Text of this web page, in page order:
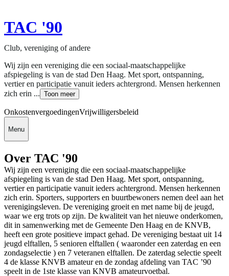
TAC '90
Club, vereniging of andere
Wij zijn een vereniging die een sociaal-maatschappelijke
afspiegeling is van de stad Den Haag. Met sport, ontspanning,
vertier en participatie vanuit ieders achtergrond. Mensen herkennen
zich erin ... Toon meer
OnkostenvergoedingenVrijwilligersbeleid
Menu
Over TAC '90
Wij zijn een vereniging die een sociaal-maatschappelijke
afspiegeling is van de stad Den Haag. Met sport, ontspanning,
vertier en participatie vanuit ieders achtergrond. Mensen herkennen
zich erin. Sporters, supporters en buurtbewoners nemen deel aan het
verenigingsleven. De vereniging groeit en met name bij de jeugd,
waar we erg trots op zijn. De kwaliteit van het nieuwe onderkomen,
dit in samenwerking met de Gemeente Den Haag en de KNVB,
heeft een grote positieve impact gehad. De vereniging bestaat uit 14
jeugd elftallen, 5 senioren elftallen ( waaronder een zaterdag en een
zondagselectie ) en 7 veteranen elftallen. De zaterdag selectie speelt
4 de klasse KNVB amateur en de zondag afdeling van TAC ’90
speelt in de 1ste klasse van KNVB amateurvoetbal.